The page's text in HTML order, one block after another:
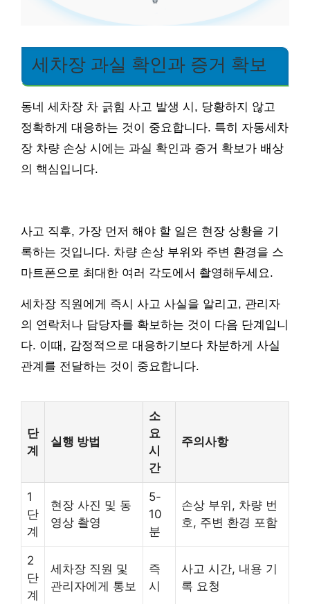
세차장 과실 확인과 증거 확보
동네 세차장 차 긁힘 사고 발생 시, 당황하지 않고
정확하게 대응하는 것이 중요합니다. 특히 자동세차
장 차량 손상 시에는 과실 확인과 증거 확보가 배상
의 핵심입니다.
사고 직후, 가장 먼저 해야 할 일은 현장 상황을 기
록하는 것입니다. 차량 손상 부위와 주변 환경을 스
마트폰으로 최대한 여러 각도에서 촬영해두세요.
세차장 직원에게 즉시 사고 사실을 알리고, 관리자
의 연락처나 담당자를 확보하는 것이 다음 단계입니
다. 이때, 감정적으로 대응하기보다 차분하게 사실
관계를 전달하는 것이 중요합니다.
단
계
실행 방법
소
요
시
간
주의사항
1
단
계
현장 사진 및 동
영상 촬영
5-
10
분
손상 부위, 차량 번
호, 주변 환경 포함
2
단
계
세차장 직원 및
관리자에게 통보
즉
시
사고 시간, 내용 기
록 요청